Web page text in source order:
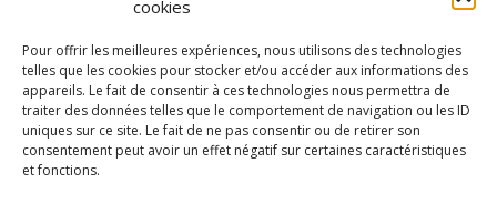
cookies
Pour offrir les meilleures expériences, nous utilisons des technologies
telles que les cookies pour stocker et/ou accéder aux informations des
appareils. Le fait de consentir à ces technologies nous permettra de
traiter des données telles que le comportement de navigation ou les ID
uniques sur ce site. Le fait de ne pas consentir ou de retirer son
consentement peut avoir un effet négatif sur certaines caractéristiques
et fonctions.